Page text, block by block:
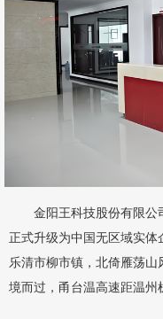
金阳王科技股份有限
正式升级为中国无区域实
乐清市柳市镇，北倚雁荡
境而过，甬台温高速距温州